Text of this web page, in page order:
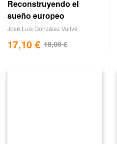
Reconstruyendo el
sueño europeo
José Luis González Vallvé
18,00€
17,10 €